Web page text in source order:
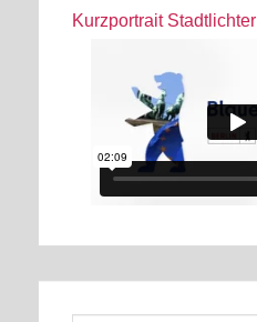
Kurzportrait Stadtlichter